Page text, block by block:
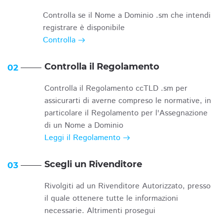
Controlla se il Nome a Dominio .sm che intendi
registrare è disponibile
Controlla
02 Controlla il Regolamento
Controlla il Regolamento ccTLD .sm per
assicurarti di averne compreso le normative, in
particolare il Regolamento per l'Assegnazione
di un Nome a Dominio
Leggi il Regolamento
03 Scegli un Rivenditore
Rivolgiti ad un Rivenditore Autorizzato, presso
il quale ottenere tutte le informazioni
necessarie. Altrimenti prosegui